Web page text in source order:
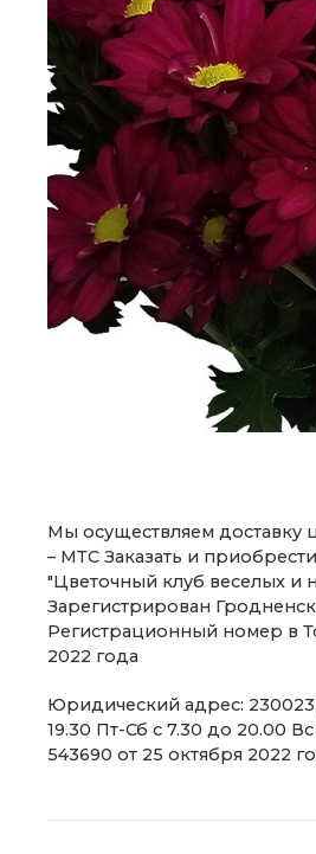
Мы осуществляем доставку цветов без выходных с 07:30 до 20:00. +375 (29) 5855808 –
– МТС Заказать и
"Цветочный клуб веселых и
Зарегистрирован
Регистрационный номер в
2022 года
Юридический адрес: 230023, Республика Беларусь г. Гродно, ул. Виленская, д. 1, офис 3 Время работы: Пн-Чт с 7.30 до
19.30 Пт-Сб с 7.30 до 20.00